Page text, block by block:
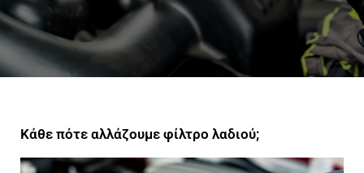
Κάθε πότε αλλάζουμε φίλτρο λαδιού;